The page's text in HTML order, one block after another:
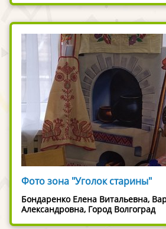
Фото зона "Уголок старины"
Бондаренко Елена Витальевна,
Александровна, Город Волгоград